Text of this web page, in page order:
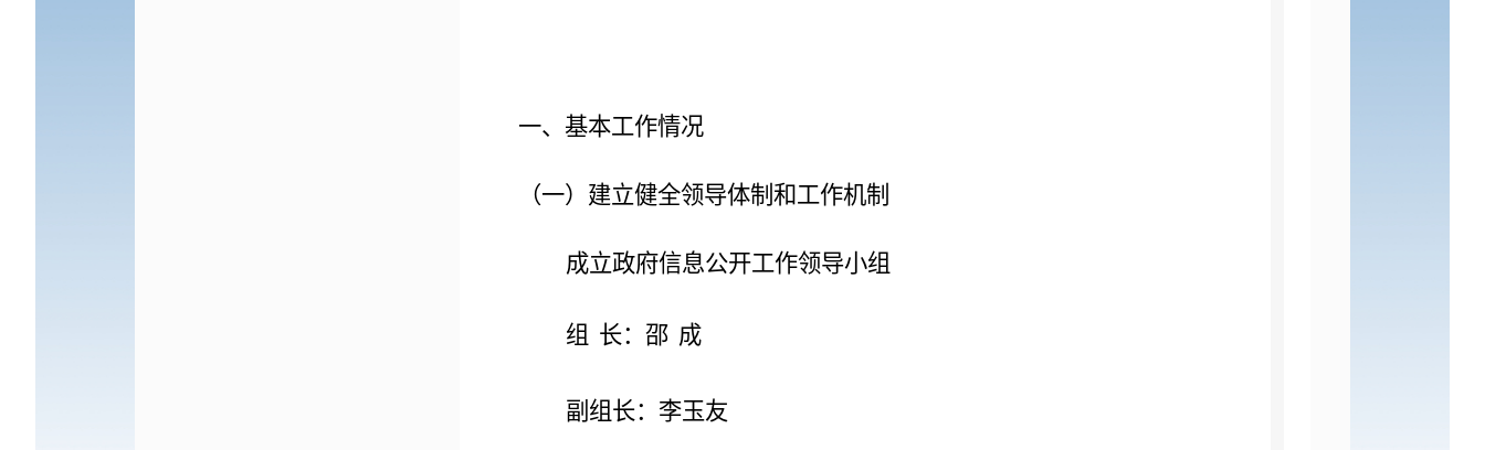
一、基本工作情况
（一）建立健全领导体制和工作机制
成立政府信息公开工作领导小组
组 长：邵 成
副组长：李玉友